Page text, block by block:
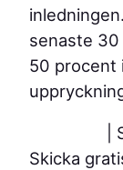
senaste 30
50 procent
|
Skicka